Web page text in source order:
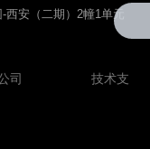
安（二期）2幢1单元
有限公司 技术支